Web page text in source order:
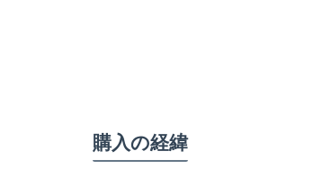
購入の経緯